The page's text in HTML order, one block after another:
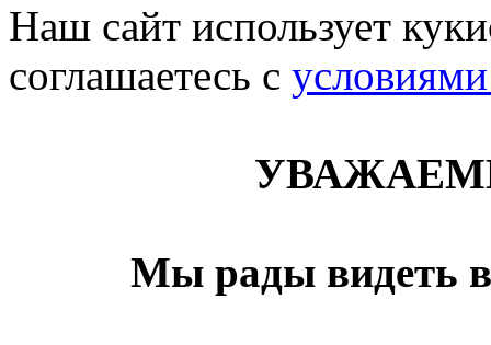
Наш сайт использует
соглашаетесь c
Мы рады видеть